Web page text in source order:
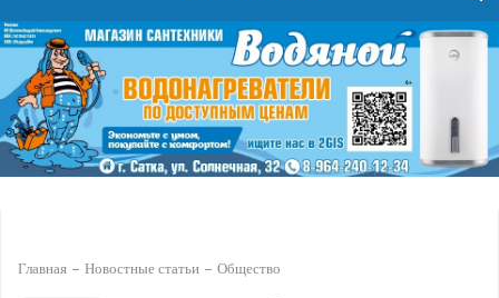
Главная Новостные статьи Общество